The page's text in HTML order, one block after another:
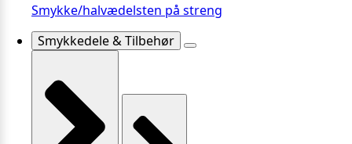
Smykke/halvædelsten på streng
Smykkedele & Tilbehør